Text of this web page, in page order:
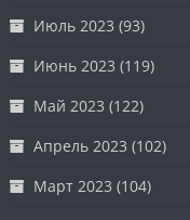
Июль 2023 (93)
Июнь 2023 (119)
Май 2023 (122)
Апрель 2023 (102)
Март 2023 (104)